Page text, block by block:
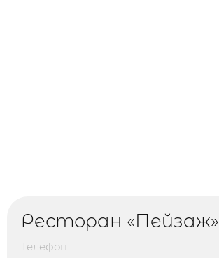
Ресторан «Пейзаж»
Телефон